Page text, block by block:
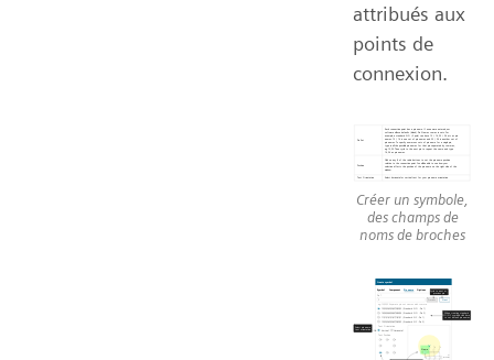
attribués aux
points de
connexion.
Créer un symbole,
des champs de
noms de broches